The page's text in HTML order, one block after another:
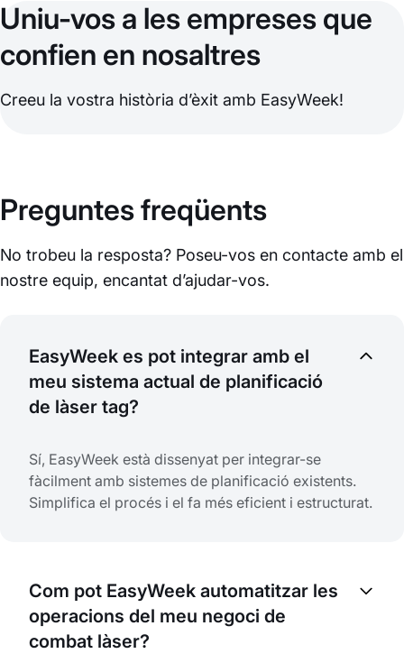
Uniu-vos a les empreses que
confien en nosaltres
Creeu la vostra història d’èxit amb EasyWeek!
Preguntes freqüents
No trobeu la resposta? Poseu-vos en contacte amb el
nostre equip, encantat d’ajudar-vos.
EasyWeek es pot integrar amb el
meu sistema actual de planificació
de làser tag?
Sí, EasyWeek està dissenyat per integrar-se
fàcilment amb sistemes de planificació existents.
Simplifica el procés i el fa més eficient i estructurat.
Com pot EasyWeek automatitzar les
operacions del meu negoci de
combat làser?